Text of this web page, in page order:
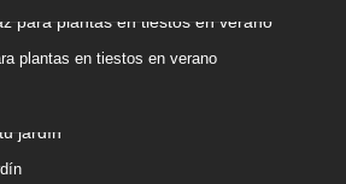
plantas en tiestos en verano